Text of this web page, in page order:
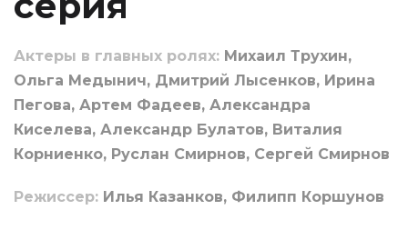
Актеры в главных ролях: Михаил Трухин,
Ольга Медынич, Дмитрий Лысенков, Ирина
Пегова, Артем Фадеев, Александра
Киселева, Александр Булатов, Виталия
Корниенко, Руслан Смирнов, Сергей Смирнов
Режиссер: Илья Казанков, Филипп Коршунов